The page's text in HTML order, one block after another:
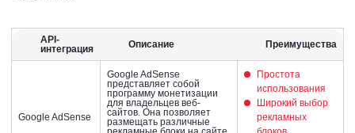
API-
интеграция
Описание Преимущества
Google AdSense
Google AdSense
представляет собой
программу монетизации
для владельцев веб-
сайтов. Она позволяет
размещать различные
Простота
использования
Широкий выбор
рекламных